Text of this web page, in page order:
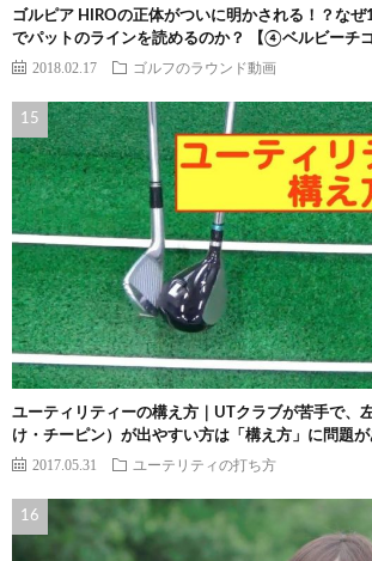
ゴルピア HIROの正体がついに明かされる！？な
でパットのラインを読めるのか？ 【④ベルビーチ
2018.02.17 ゴルフのラウンド動画
ユーティリティーの構え方｜UTクラブが苦手で、
け・チーピン）が出やすい方は「構え方」に問題
2017.05.31 ユーテリティの打ち方